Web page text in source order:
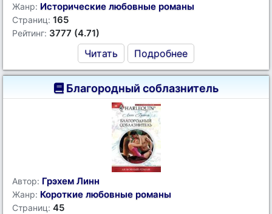
Жанр: Исторические любовные романы
Страниц: 165
Рейтинг: 3777 (4.71)
Читать Подробнее
Благородный соблазнитель
Автор: Грэхем Линн
Жанр: Короткие любовные романы
Страниц: 45